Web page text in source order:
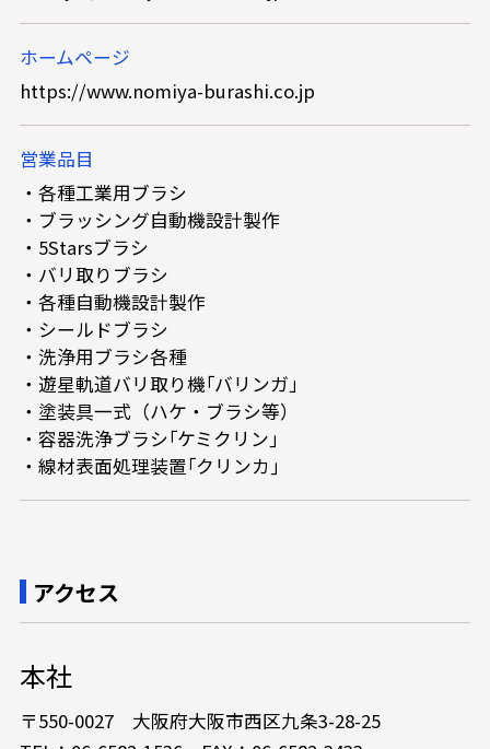
ホームページ
https://www.nomiya-burashi.co.jp
営業品目
・各種工業用ブラシ
・ブラッシング自動機設計製作
・5Starsブラシ
・バリ取りブラシ
・各種自動機設計製作
・シールドブラシ
・洗浄用ブラシ各種
・遊星軌道バリ取り機｢バリンガ」
・塗装具一式（ハケ・ブラシ等）
・容器洗浄ブラシ｢ケミクリン｣
・線材表面処理装置｢クリンカ｣
アクセス
本社
〒550-0027 大阪府大阪市西区九条3-28-25